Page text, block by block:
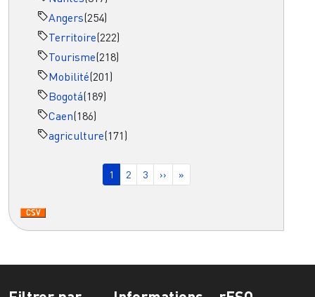
Angers(254)
Territoire(222)
Tourisme(218)
Mobilité(201)
Bogotá(189)
Caen(186)
agriculture(171)
Page courante
1 Page
2 Page
3 Page suivante
›› Dernière page
»